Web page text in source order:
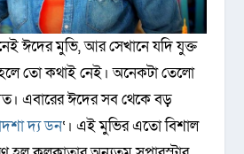
ঈদের মুভি, আর সেখানে যদি যুক্ত
তো কথাই নেই। অনেকটা তেলো
এবারের ঈদের সব থেকে বড়
দ্য ডন‘। এই মুভির এতো বিশাল